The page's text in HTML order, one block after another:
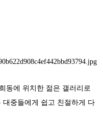
동에 위치한 젊은 갤러리로
중들에게 쉽고 친절하게 다